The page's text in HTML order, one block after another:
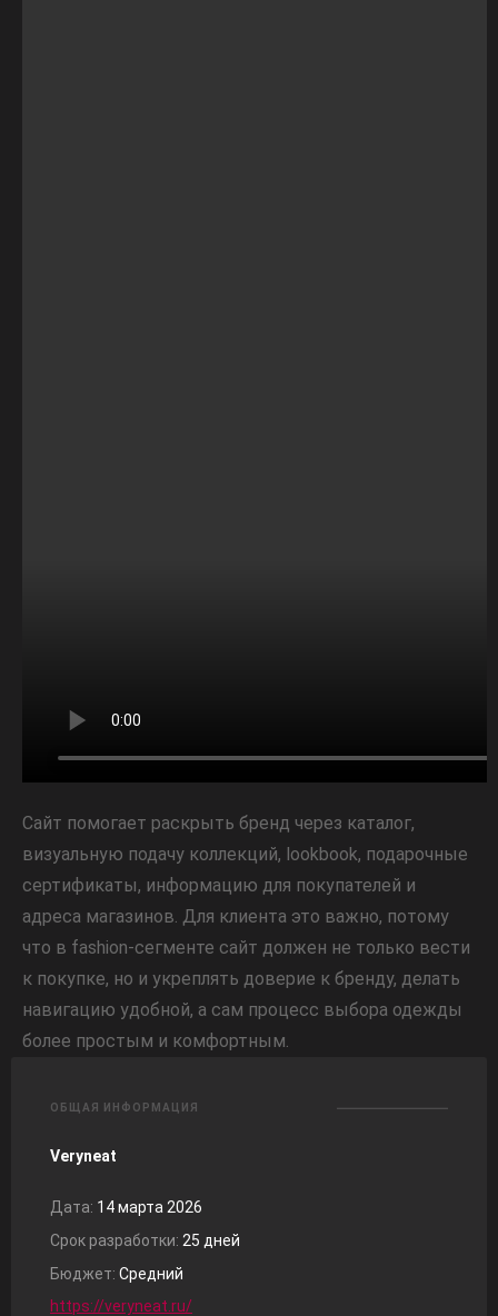
Сайт помогает раскрыть бренд через каталог,
визуальную подачу коллекций, lookbook, подарочные
сертификаты, информацию для покупателей и
адреса магазинов. Для клиента это важно, потому
что в fashion-сегменте сайт должен не только вести
к покупке, но и укреплять доверие к бренду, делать
навигацию удобной, а сам процесс выбора одежды
более простым и комфортным.
ОБЩАЯ ИНФОРМАЦИЯ
Veryneat
Дата: 14 марта 2026
Срок разработки: 25 дней
Бюджет: Средний
https://veryneat.ru/